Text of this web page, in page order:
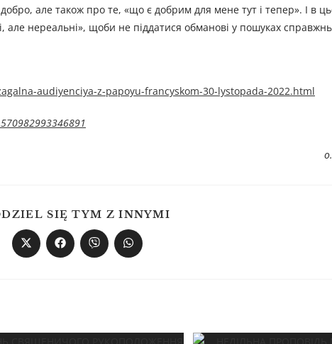
але також про те, «що є добрим для мене тут і тепер». І в
але нереальні», щоби не піддатися обманові у пошуках
audiyenciya-z-papoyu-francyskom-30-lystopada-2022.html
SIĘ TYM Z INNYMI